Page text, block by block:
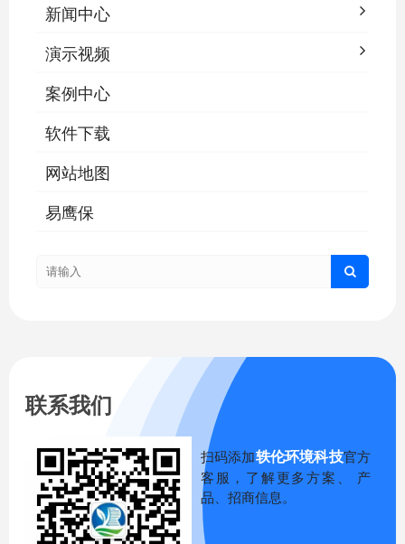
新闻中心
演示视频
案例中心
软件下载
网站地图
易鹰保
联系我们
扫码添加轶伦环境科技官方
客服，了解更多方案、 产
品、招商信息。